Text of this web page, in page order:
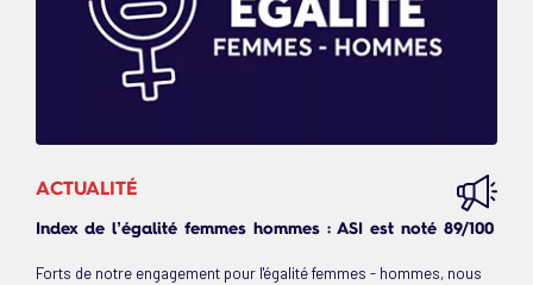
ACTUALITÉ
Index de l’égalité femmes hommes : ASI est noté 89/100
Forts de notre engagement pour l'égalité femmes - hommes, nous